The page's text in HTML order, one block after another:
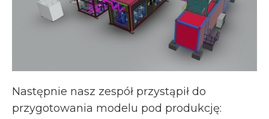
Następnie nasz zespół przystąpił do
przygotowania modelu pod produkcję: